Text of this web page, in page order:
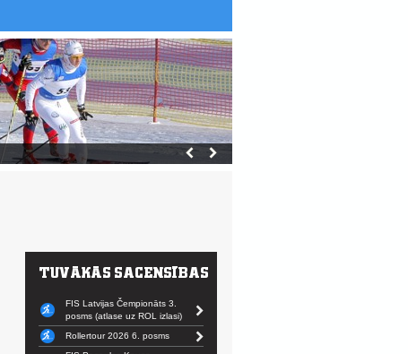
FIS Latvijas Čempionāts 3.
posms (atlase uz ROL izlasi)
Rollertour 2026 6. posms